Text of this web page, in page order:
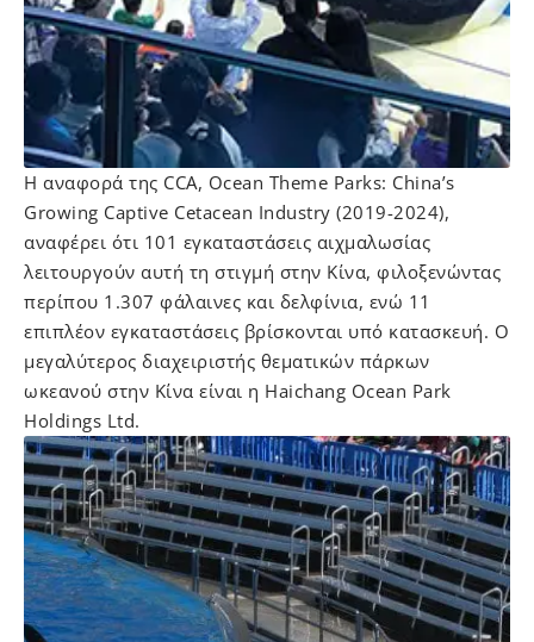
Η αναφορά της CCA, Ocean Theme Parks: China’s
Growing Captive Cetacean Industry (2019-2024),
αναφέρει ότι 101 εγκαταστάσεις αιχμαλωσίας
λειτουργούν αυτή τη στιγμή στην Κίνα, φιλοξενώντας
περίπου 1.307 φάλαινες και δελφίνια, ενώ 11
επιπλέον εγκαταστάσεις βρίσκονται υπό κατασκευή. Ο
μεγαλύτερος διαχειριστής θεματικών πάρκων
ωκεανού στην Κίνα είναι η Haichang Ocean Park
Holdings Ltd.